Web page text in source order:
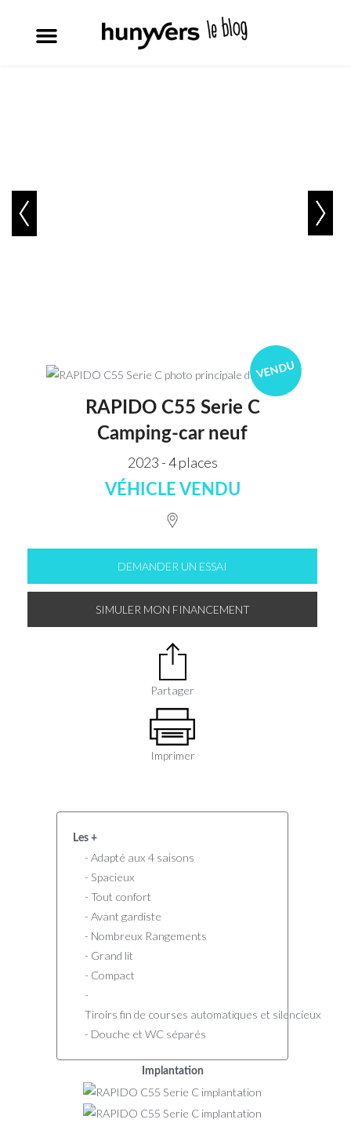
VENDU
RAPIDO C55 Serie C
Camping-car neuf
2023 - 4 places
VÉHICLE VENDU
DEMANDER UN ESSAI
SIMULER MON FINANCEMENT
Partager
Imprimer
Les +
- Adapté aux 4 saisons
- Spacieux
- Tout confort
- Avant gardiste
- Nombreux Rangements
- Grand lit
- Compact
-
Tiroirs fin de courses automatiques et silencieux
- Douche et WC séparés
Implantation